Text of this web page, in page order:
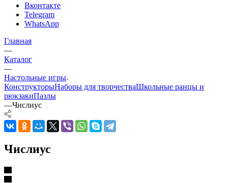
Вконтакте
Telegram
WhatsApp
Главная
—
Каталог
—
Настольные игры
КонструкторыНаборы для творчестваШкольные ранцы и
рюкзакиПазлы
—Числиус
Числиус